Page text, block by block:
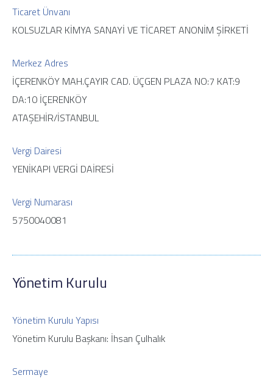
Ticaret Ünvanı
KOLSUZLAR KİMYA SANAYİ VE TİCARET ANONİM ŞİRKETİ
Merkez Adres
İÇERENKÖY MAH.ÇAYIR CAD. ÜÇGEN PLAZA NO:7 KAT:9
DA:10 İÇERENKÖY
ATAŞEHİR/İSTANBUL
Vergi Dairesi
YENİKAPI VERGİ DAİRESİ
Vergi Numarası
5750040081
Yönetim Kurulu
Yönetim Kurulu Yapısı
Yönetim Kurulu Başkanı: İhsan Çulhalık
Sermaye